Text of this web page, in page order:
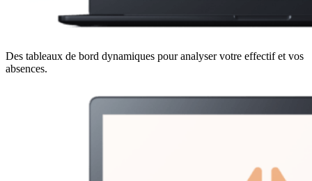
Des tableaux de bord dynamiques pour analyser votre effectif et vos
absences.